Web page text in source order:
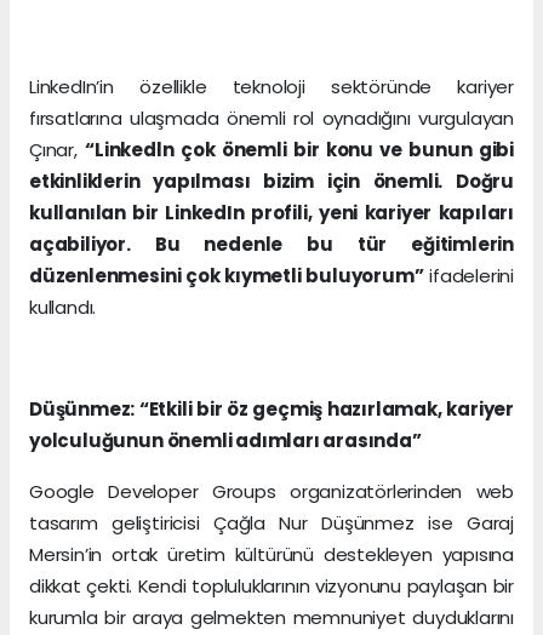
LinkedIn’in özellikle teknoloji sektöründe kariyer
fırsatlarına ulaşmada önemli rol oynadığını vurgulayan
Çınar,“Linkedln çok önemli bir konu ve bunun gibi
etkinliklerin yapılması bizim için önemli. Doğru
kullanılan bir LinkedIn profili, yeni kariyer kapıları
açabiliyor. Bu nedenle bu tür eğitimlerin
düzenlenmesini çok kıymetli buluyorum”ifadelerini
kullandı.
Düşünmez: “Etkili bir öz geçmiş hazırlamak, kariyer
yolculuğunun önemli adımları arasında”
Google Developer Groups organizatörlerinden web
tasarım geliştiricisi Çağla Nur Düşünmez ise Garaj
Mersin’in ortak üretim kültürünü destekleyen yapısına
dikkat çekti. Kendi topluluklarının vizyonunu paylaşan bir
kurumla bir araya gelmekten memnuniyet duyduklarını